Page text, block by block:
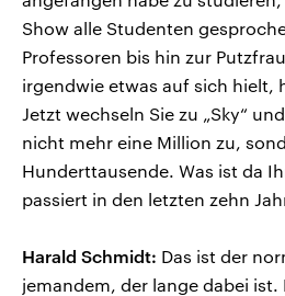
Show alle Studenten
Professoren bis hin zur
irgendwie etwas auf sich hielt,
Jetzt wechseln Sie zu „Sky“
nicht mehr eine Million zu,
Hunderttausende. Was ist da
passiert in den letzten zehn
Harald Schmidt: Das ist der
jemandem, der lange dabei ist.